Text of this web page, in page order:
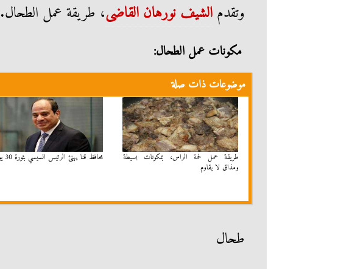
وتقدمالشيف نورهان القاضى، طريقة عمل الطحال.
مكونات عمل الطحال:
موضوعات ذات صلة
طريقة عمل لحمة الراس، بمكونات بسيطة
ومذاق لا يقاوم
محافظ قنا يهنئ الرئيس السيسي بثورة 30 يونيو
طحال